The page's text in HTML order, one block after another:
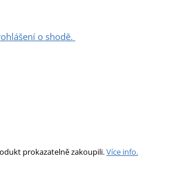
o shodě.
prokazatelně zakoupili.Více info.